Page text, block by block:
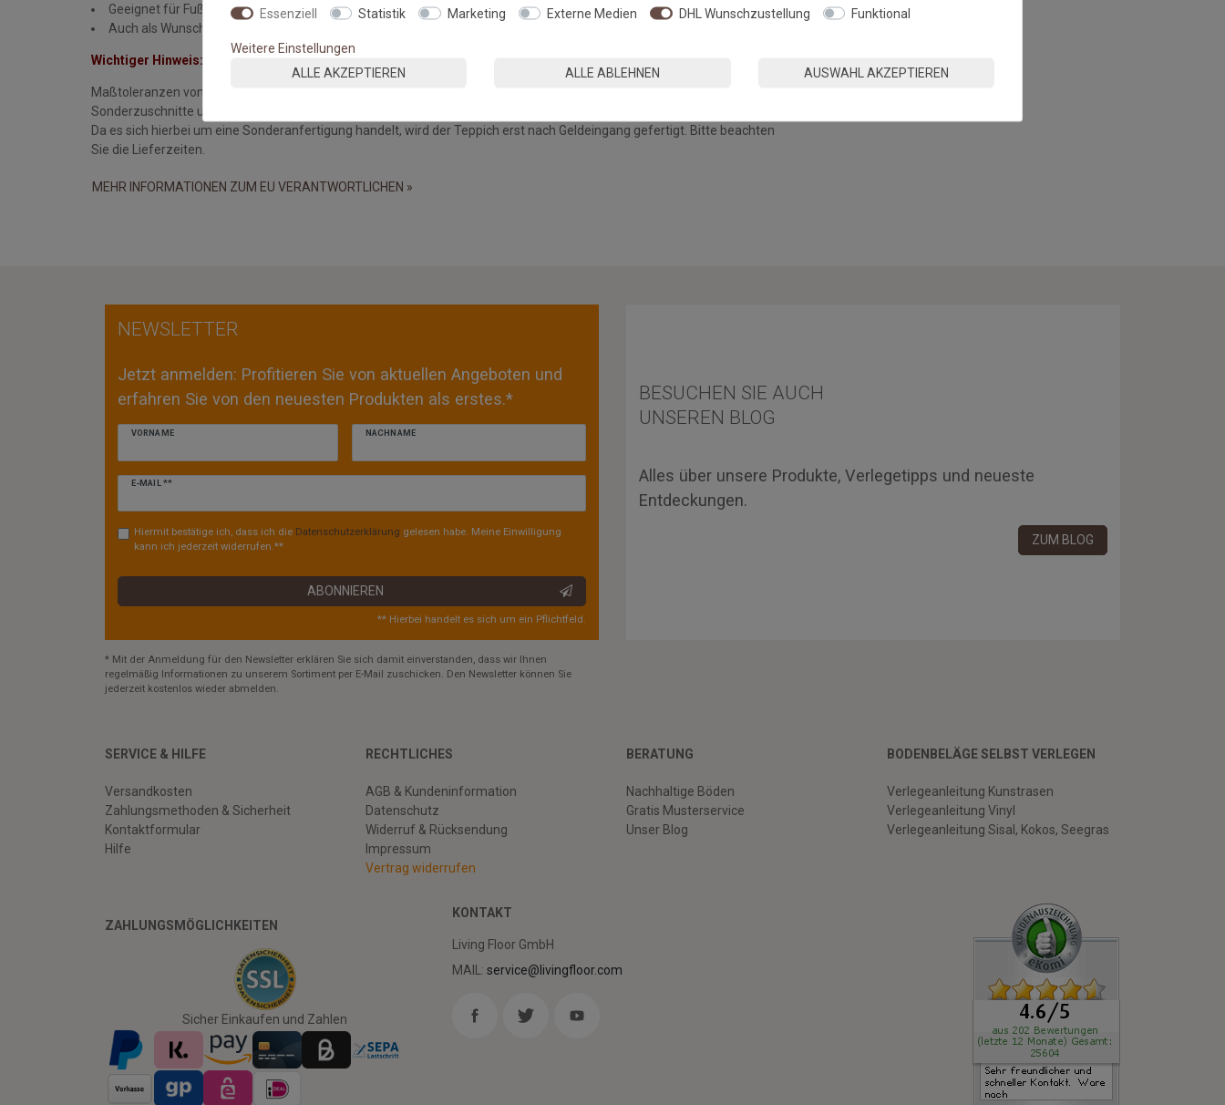
Geeignet für Fußbodenheizung
Auch als Wunschmaßteppich erhältlich
Wichtiger Hinweis:
Maßtoleranzen von ca. 1-3 cm können auftreten und sind bei Teppichen handelsüblich und stellen keinen Mangel dar.
Sonderzuschnitte und Sonderanfertigungen wie in diesem Fall sind vom Umtausch/Rückgabe ausgeschlossen.
Da es sich hierbei um eine Sonderanfertigung handelt, wird der Teppich erst nach Geldeingang gefertigt. Bitte beachten
Sie die Lieferzeiten.
MEHR INFORMATIONEN ZUM EU VERANTWORTLICHEN »
NEWSLETTER
Jetzt anmelden: Profitieren Sie von aktuellen Angeboten und
erfahren Sie von den neuesten Produkten als erstes.*
VORNAME NACHNAME
E-MAIL **
Newsletter
Hiermit bestätige ich, dass ich die Daten­schutz­erklärung gelesen habe. Meine Einwilligung
kann ich jederzeit widerrufen.**
ABONNIEREN
** Hierbei handelt es sich um ein Pflichtfeld.
BESUCHEN SIE AUCH
UNSEREN BLOG
Alles über unsere Produkte, Verlegetipps und neueste
Entdeckungen.
ZUM BLOG
* Mit der Anmeldung für den Newsletter erklären Sie sich damit einverstanden, dass wir Ihnen
regelmäßig Informationen zu unserem Sortiment per E-Mail zuschicken. Den Newsletter können Sie
jederzeit kostenlos wieder abmelden.
SERVICE & HILFE
Versandkosten
Zahlungsmethoden & Sicherheit
Kontaktformular
Hilfe
RECHTLICHES
AGB & Kundeninformation
Datenschutz
Widerruf & Rücksendung
Impressum
Vertrag widerrufen
BERATUNG
Nachhaltige Böden
Gratis Musterservice
Unser Blog
BODENBELÄGE SELBST VERLEGEN
Verlegeanleitung Kunstrasen
Verlegeanleitung Vinyl
Verlegeanleitung Sisal, Kokos, Seegras
ZAHLUNGSMÖGLICHKEITEN
Sicher Einkaufen und Zahlen
KONTAKT
Living Floor GmbH
MAIL:service@livingfloor.com
Twitter Youtube
Essenziell Statistik Marketing Externe Medien DHL Wunschzustellung Funktional
Weitere Einstellungen
ALLE AKZEPTIEREN
ALLE ABLEHNEN AUSWAHL AKZEPTIEREN